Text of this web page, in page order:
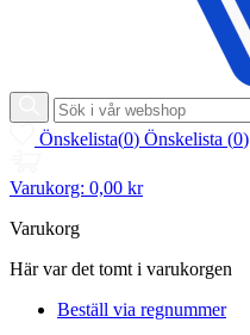
Önskelista(0) Önskelista (0)
Varukorg: 0,00 kr
Varukorg
Här var det tomt i varukorgen
Beställ via regnummer